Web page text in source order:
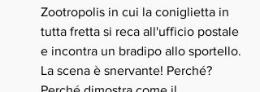
Zootropolis in cui la coniglietta in
tutta fretta si reca all'ufficio postale
e incontra un bradipo allo sportello.
La scena è snervante! Perché?